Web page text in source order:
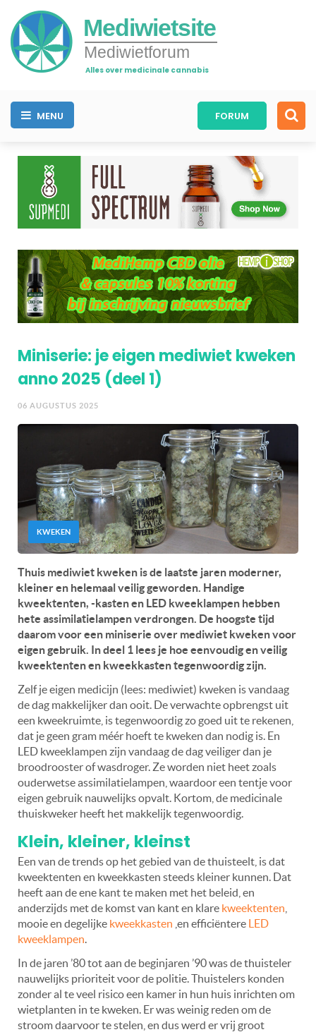
Mediwietsite
Mediwietforum
Alles over medicinale cannabis
MENU FORUM
Miniserie: je eigen mediwiet kweken
anno 2025 (deel 1)
06 AUGUSTUS 2025
KWEKEN
Thuis mediwiet kweken is de laatste jaren moderner,
kleiner en helemaal veilig geworden. Handige
kweektenten, -kasten en LED kweeklampen hebben
hete assimilatielampen verdrongen. De hoogste tijd
daarom voor een miniserie over mediwiet kweken voor
eigen gebruik. In deel 1 lees je hoe eenvoudig en veilig
kweektenten en kweekkasten tegenwoordig zijn.
Zelf je eigen medicijn (lees: mediwiet) kweken is vandaag
de dag makkelijker dan ooit. De verwachte opbrengst uit
een kweekruimte, is tegenwoordig zo goed uit te rekenen,
dat je geen gram méér hoeft te kweken dan nodig is. En
LED kweeklampen zijn vandaag de dag veiliger dan je
broodrooster of wasdroger. Ze worden niet heet zoals
ouderwetse assimilatielampen, waardoor een tentje voor
eigen gebruik nauwelijks opvalt. Kortom, de medicinale
thuiskweker heeft het makkelijk tegenwoordig.
Klein, kleiner, kleinst
Een van de trends op het gebied van de thuisteelt, is dat
kweektenten en kweekkasten steeds kleiner kunnen. Dat
heeft aan de ene kant te maken met het beleid, en
anderzijds met de komst van kant en klare kweektenten
mooie en degelijke kweekkasten ,en efficiëntere LED
kweeklampen.
In de jaren ’80 tot aan de beginjaren ’90 was de thuisteler
nauwelijks prioriteit voor de politie. Thuistelers konden
zonder al te veel risico een kamer in hun huis inrichten om
wietplanten in te kweken. Er was weinig reden om de
stroom daarvoor te stelen, en dus werd er vrij groot